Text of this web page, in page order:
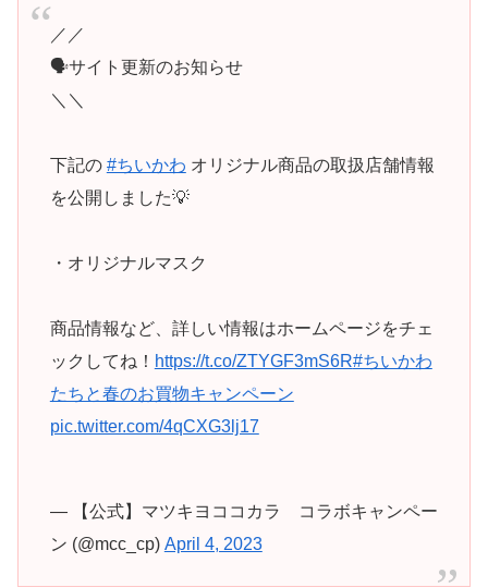
／／
🗣サイト更新のお知らせ
＼＼
下記の #ちいかわ オリジナル商品の取扱店舗情報
を公開しました💡
・オリジナルマスク
商品情報など、詳しい情報はホームページをチェ
ックしてね！ https://t.co/ZTYGF3mS6R#ちいかわ
たちと春のお買物キャンペーン
pic.twitter.com/4qCXG3lj17
— 【公式】マツキヨココカラ コラボキャンペー
ン (@mcc_cp) April 4, 2023